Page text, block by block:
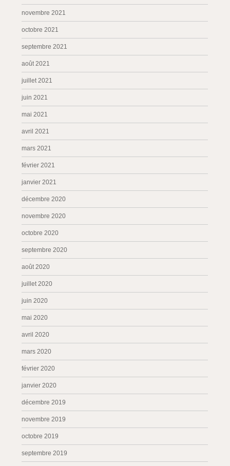
novembre 2021
octobre 2021
septembre 2021
août 2021
juillet 2021
juin 2021
mai 2021
avril 2021
mars 2021
février 2021
janvier 2021
décembre 2020
novembre 2020
octobre 2020
septembre 2020
août 2020
juillet 2020
juin 2020
mai 2020
avril 2020
mars 2020
février 2020
janvier 2020
décembre 2019
novembre 2019
octobre 2019
septembre 2019